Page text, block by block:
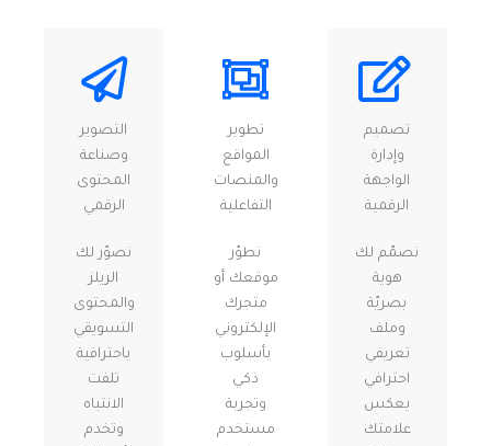
تصميم
وإدارة
الواجهة
الرقمية
نصمّم لك
هوية
بصريّة
وملف
تعريفي
احترافي
يعكس
علامتك
تطوير
المواقع
والمنصات
التفاعلية
نطوّر
موقعك أو
متجرك
الإلكتروني
بأسلوب
ذكي
وتجربة
مستخدم
التصوير
وصناعة
المحتوى
الرقمي
نصوّر لك
الريلز
والمحتوى
التسويقي
باحترافية
تلفت
الانتباه
وتخدم